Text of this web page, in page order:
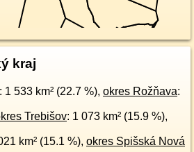
kraj
: 1 533 km² (22.7 %), okres Rožňava:
Trebišov: 1 073 km² (15.9 %),
km² (15.1 %), okres Spišská Nová